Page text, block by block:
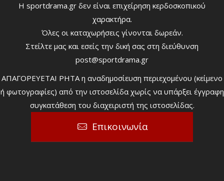
Η sportdrama.gr δεν είναι επιχείρηση κερδοσκοπικού
χαρακτήρα.
Όλες οι καταχωρήσεις γίνονται δωρεάν.
Στείλτε μας και εσείς την δική σας στη διεύθυνση
post@sportdrama.gr
ΑΠΑΓΟΡΕΥΕΤΑΙ ΡΗΤΑ η αναδημοσίευση περιεχομένου (κείμενο
ή φωτογραφίες) από την ιστοσελίδα χωρίς να υπάρξει έγγραφη
συγκατάθεση του διαχειριστή της ιστοσελίδας.
Επικοινωνία